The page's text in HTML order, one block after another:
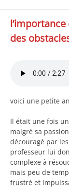
des
voici une petite
Il était une fois
malgré sa
découragé par
professeur lui
complexe à
mais peu de
frustré et